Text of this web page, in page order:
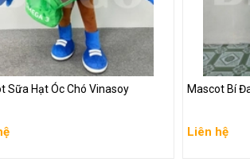
Sữa Hạt Óc Chó Vinasoy
Sữa Hạt Óc Chó Vinasoy
chi tiết
Mascot Bí
Liên hệ
Mascot Bí
Liên hệ
Xem chi